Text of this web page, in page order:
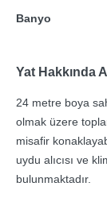
Yat Hakkında
24 metre boya
olmak üzere
misafir
uydu alıcısı ve
bulunmaktadır.